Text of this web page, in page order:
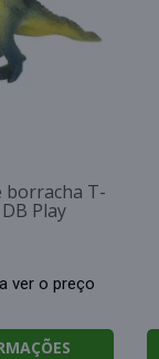
borracha T-
Play
ver o preço